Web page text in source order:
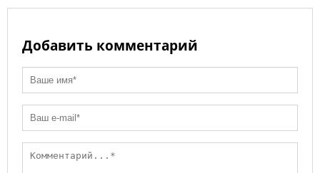
Добавить комментарий